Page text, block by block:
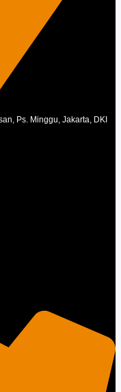
Ps. Minggu, Jakarta, DKI